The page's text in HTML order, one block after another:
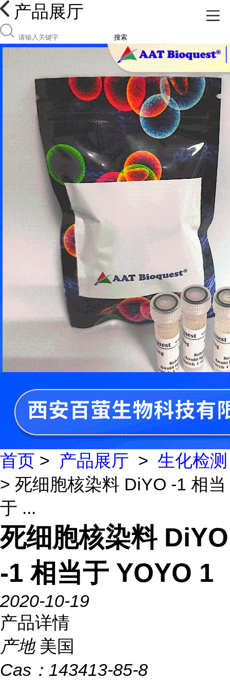
产品展厅
搜索
首页 > 产品展厅 > 生化检测
> 死细胞核染料 DiYO -1 相当
于 ...
死细胞核染料 DiYO
-1 相当于 YOYO 1
2020-10-19
产品详情
产地 美国
Cas： 143413-85-8